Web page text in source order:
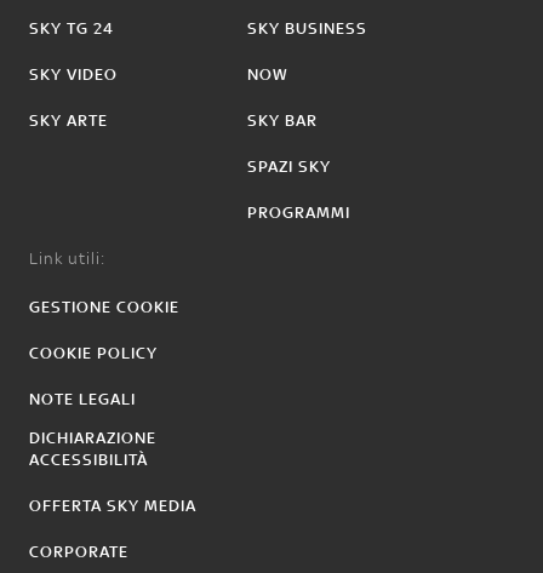
SKY TG 24
SKY VIDEO
SKY ARTE
SKY BUSINESS
NOW
SKY BAR
SPAZI SKY
PROGRAMMI
Link utili:
GESTIONE COOKIE
COOKIE POLICY
NOTE LEGALI
DICHIARAZIONE
ACCESSIBILITÀ
OFFERTA SKY MEDIA
CORPORATE